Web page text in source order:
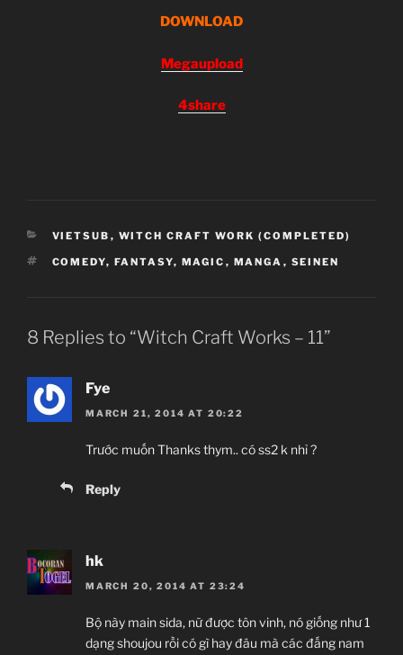
DOWNLOAD
Megaupload
4share
CATEGORIES
VIETSUB , WITCH CRAFT WORK (COMPLETED)
TAGS
COMEDY, FANTASY, MAGIC , MANGA , SEINEN
8 Replies to “Witch Craft Works – 11”
Fye
MARCH 21, 2014 AT 20:22
Trước muốn Thanks thym.. có ss2 k nhỉ ?
Reply
hk
MARCH 20, 2014 AT 23:24
Bộ này main sida, nữ được tôn vinh, nó giống như 1
dạng shoujou rồi có gì hay đâu mà các đấng nam